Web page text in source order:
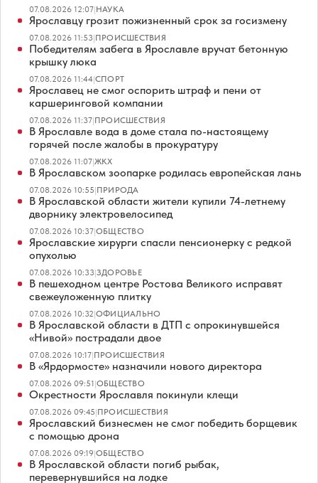
07.08.2026 12:07|НАУКА
Ярославцу грозит пожизненный срок за госизмену
07.08.2026 11:53|ПРОИСШЕСТВИЯ
Победителям забега в Ярославле вручат бетонную
крышку люка
07.08.2026 11:44|СПОРТ
Ярославец не смог оспорить штраф и пени от
каршеринговой компании
07.08.2026 11:37|ПРОИСШЕСТВИЯ
В Ярославле вода в доме стала по-настоящему
горячей после жалобы в прокуратуру
07.08.2026 11:07|ЖКХ
В Ярославском зоопарке родилась европейская лань
07.08.2026 10:55|ПРИРОДА
В Ярославской области жители купили 74-летнему
дворнику электровелосипед
07.08.2026 10:37|ОБЩЕСТВО
Ярославские хирурги спасли пенсионерку с редкой
опухолью
07.08.2026 10:33|ЗДОРОВЬЕ
В пешеходном центре Ростова Великого исправят
свежеуложенную плитку
07.08.2026 10:32|ОФИЦИАЛЬНО
В Ярославской области в ДТП с опрокинувшейся
«Нивой» пострадали двое
07.08.2026 10:17|ПРОИСШЕСТВИЯ
В «Ярдормосте» назначили нового директора
07.08.2026 09:51|ОБЩЕСТВО
Окрестности Ярославля покинули клещи
07.08.2026 09:45|ПРОИСШЕСТВИЯ
Ярославский бизнесмен не смог победить борщевик
с помощью дрона
07.08.2026 09:19|ОБЩЕСТВО
В Ярославской области погиб рыбак,
перевернувшийся на лодке